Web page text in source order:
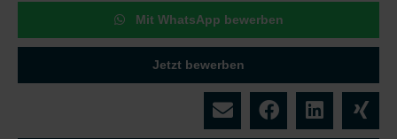
Mit WhatsApp bewerben
Jetzt bewerben